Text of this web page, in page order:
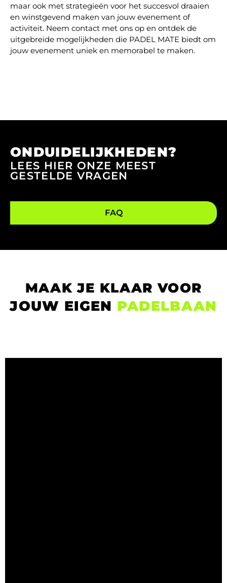
maar ook met strategieën voor het succesvol draaien
en winstgevend maken van jouw evenement of
activiteit. Neem contact met ons op en ontdek de
uitgebreide mogelijkheden die PADEL MATE biedt om
jouw evenement uniek en memorabel te maken.
ONDUIDELIJKHEDEN?
LEES HIER ONZE MEEST
GESTELDE VRAGEN
FAQ
MAAK JE KLAAR VOOR
JOUW EIGEN PADELBAAN